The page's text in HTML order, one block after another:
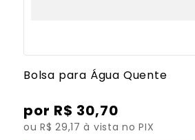
Bolsa para Água Quente
R$ 30,70
ou R$ 29,17 à vista no PIX